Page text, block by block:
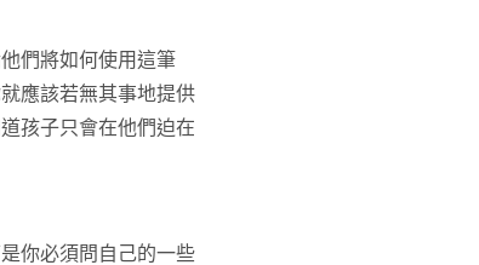
們將如何使用這筆
應該若無其事地提供
孩子只會在他們迫在
你必須問自己的一些